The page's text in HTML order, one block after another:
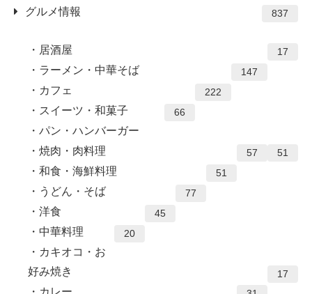
グルメ情報 837
居酒屋 17
ラーメン・中華そば 147
カフェ 222
スイーツ・和菓子 66
パン・ハンバーガー
51
焼肉・肉料理 57
和食・海鮮料理 51
うどん・そば 77
洋食 45
中華料理 20
カキオコ・お
好み焼き
17